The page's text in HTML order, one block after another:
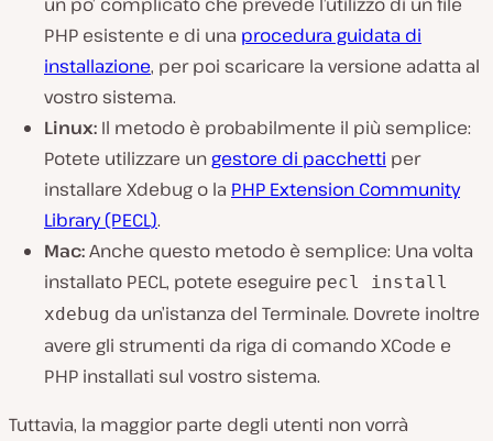
PHP esistente e di una procedura guidata di
installazione, per poi scaricare la versione adatta al
vostro sistema.
Linux: Il metodo è probabilmente il più semplice:
Potete utilizzare ungestore di pacchetti per
installare Xdebug o la PHP Extension Community
Library (PECL).
Mac:Anche questo metodo è semplice: Una volta
installato PECL, potete eseguire pecl install
xdebug da un’istanza del Terminale. Dovrete inoltre
avere gli strumenti da riga di comando XCode e
PHP installati sul vostro sistema.
Tuttavia, la maggior parte degli utenti non vorrà